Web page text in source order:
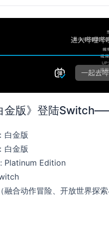
金版》登陆
白金版
白金版
Platinum Edition
融合动作冒险、开放世界探索